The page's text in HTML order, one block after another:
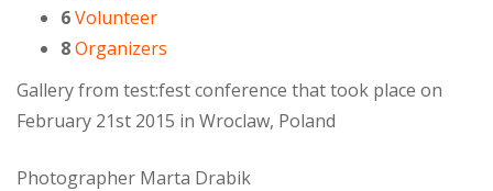
6Volunteer
8Organizers
Gallery from test:fest conference that took place on
February 21st 2015 in Wroclaw, Poland
Photographer Marta Drabik